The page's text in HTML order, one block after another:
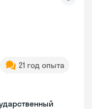
21 год опыта